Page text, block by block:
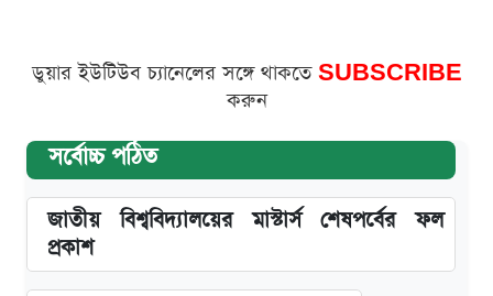
ডুয়ার ইউটিউব চ্যানেলের সঙ্গে থাকতে SUBSCRIBE
করুন
সর্বোচ্চ পঠিত
জাতীয় বিশ্ববিদ্যালয়ের মাস্টার্স শেষপর্বের ফল
প্রকাশ